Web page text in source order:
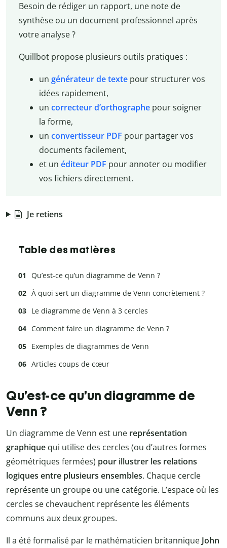
Besoin de rédiger un rapport, une note de
synthèse ou un document professionnel après
votre analyse ?
Quillbot propose plusieurs outils pratiques :
un générateur de textepour structurer vos
idées rapidement,
un correcteur d’orthographepour soigner
la forme,
un convertisseur PDF pour partager vos
documents facilement,
et un éditeur PDF pour annoter ou modifier
vos fichiers directement.
Je retiens
Table des matières
Qu’est-ce qu’un diagramme de Venn ?
À quoi sert un diagramme de Venn concrètement ?
Le diagramme de Venn à 3 cercles
Comment faire un diagramme de Venn ?
Exemples de diagrammes de Venn
Articles coups de cœur
Qu’est-ce qu’un diagramme de
Venn ?
Un diagramme de Venn est une représentation
graphique qui utilise des cercles (ou d’autres formes
géométriques fermées) pour illustrer les relations
logiques entre plusieurs ensembles. Chaque cercle
représente un groupe ou une catégorie. L’espace où les
cercles se chevauchent représente les éléments
communs aux deux groupes.
Il a été formalisé par le mathématicien britannique John